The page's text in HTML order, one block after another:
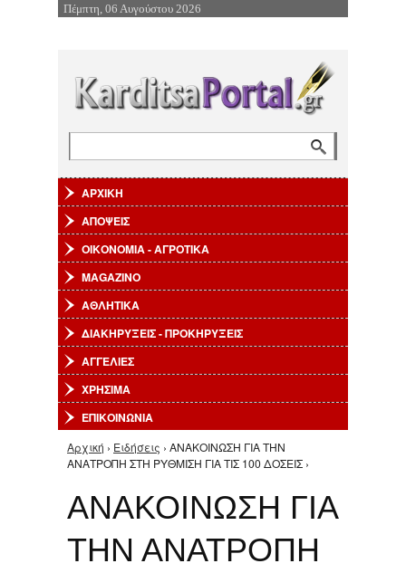
Επιστροφή στην Πλοήγηση
Πέμπτη, 06 Αυγούστου 2026
ΑΡΧΙΚΗ
ΑΠΟΨΕΙΣ
ΟΙΚΟΝΟΜΙΑ - ΑΓΡΟΤΙΚΑ
MAGAZINO
ΑΘΛΗΤΙΚΑ
ΔΙΑΚΗΡΥΞΕΙΣ - ΠΡΟΚΗΡΥΞΕΙΣ
ΑΓΓΕΛΙΕΣ
ΧΡΗΣΙΜΑ
ΕΠΙΚΟΙΝΩΝΙΑ
Είστε εδώ
Αρχική › Ειδήσεις › ΑΝΑΚΟΙΝΩΣΗ ΓΙΑ ΤΗΝ
ΑΝΑΤΡΟΠΗ ΣΤΗ ΡΥΘΜΙΣΗ ΓΙΑ ΤΙΣ 100 ΔΟΣΕΙΣ ›
ΑΝΑΚΟΙΝΩΣΗ ΓΙΑ
ΤΗΝ ΑΝΑΤΡΟΠΗ